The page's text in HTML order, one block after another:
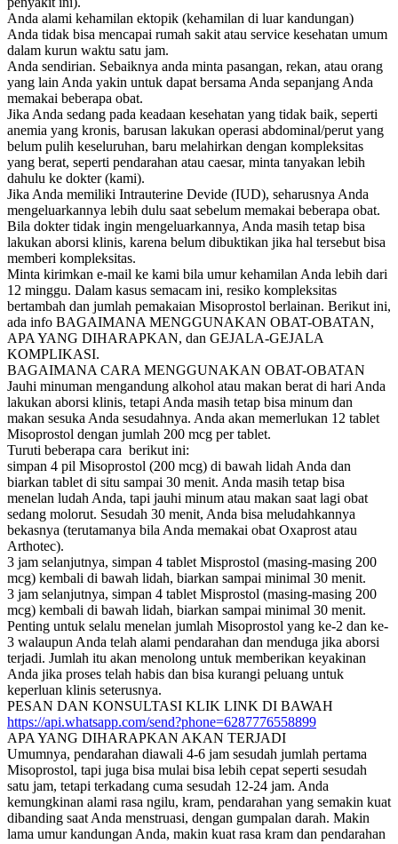
Anda alami kehamilan ektopik (kehamilan di luar kandungan)
Anda tidak bisa mencapai rumah sakit atau service kesehatan umum
dalam kurun waktu satu jam.
Anda sendirian. Sebaiknya anda minta pasangan, rekan, atau orang
yang lain Anda yakin untuk dapat bersama Anda sepanjang Anda
memakai beberapa obat.
Jika Anda sedang pada keadaan kesehatan yang tidak baik, seperti
anemia yang kronis, barusan lakukan operasi abdominal/perut yang
belum pulih keseluruhan, baru melahirkan dengan kompleksitas
yang berat, seperti pendarahan atau caesar, minta tanyakan lebih
dahulu ke dokter (kami).
Jika Anda memiliki Intrauterine Devide (IUD), seharusnya Anda
mengeluarkannya lebih dulu saat sebelum memakai beberapa obat.
Bila dokter tidak ingin mengeluarkannya, Anda masih tetap bisa
lakukan aborsi klinis, karena belum dibuktikan jika hal tersebut bisa
memberi kompleksitas.
Minta kirimkan e-mail ke kami bila umur kehamilan Anda lebih dari
12 minggu. Dalam kasus semacam ini, resiko kompleksitas
bertambah dan jumlah pemakaian Misoprostol berlainan. Berikut ini,
ada info BAGAIMANA MENGGUNAKAN OBAT-OBATAN,
APA YANG DIHARAPKAN, dan GEJALA-GEJALA
KOMPLIKASI.
BAGAIMANA CARA MENGGUNAKAN OBAT-OBATAN
Jauhi minuman mengandung alkohol atau makan berat di hari Anda
lakukan aborsi klinis, tetapi Anda masih tetap bisa minum dan
makan sesuka Anda sesudahnya. Anda akan memerlukan 12 tablet
Misoprostol dengan jumlah 200 mcg per tablet.
Turuti beberapa cara berikut ini:
simpan 4 pil Misoprostol (200 mcg) di bawah lidah Anda dan
biarkan tablet di situ sampai 30 menit. Anda masih tetap bisa
menelan ludah Anda, tapi jauhi minum atau makan saat lagi obat
sedang molorut. Sesudah 30 menit, Anda bisa meludahkannya
bekasnya (terutamanya bila Anda memakai obat Oxaprost atau
Arthotec).
3 jam selanjutnya, simpan 4 tablet Misprostol (masing-masing 200
mcg) kembali di bawah lidah, biarkan sampai minimal 30 menit.
3 jam selanjutnya, simpan 4 tablet Misprostol (masing-masing 200
mcg) kembali di bawah lidah, biarkan sampai minimal 30 menit.
Penting untuk selalu menelan jumlah Misoprostol yang ke-2 dan ke-
3 walaupun Anda telah alami pendarahan dan menduga jika aborsi
terjadi. Jumlah itu akan menolong untuk memberikan keyakinan
Anda jika proses telah habis dan bisa kurangi peluang untuk
keperluan klinis seterusnya.
PESAN DAN KONSULTASI KLIK LINK DI BAWAH
https://api.whatsapp.com/send?phone=6287776558899
APA YANG DIHARAPKAN AKAN TERJADI
Umumnya, pendarahan diawali 4-6 jam sesudah jumlah pertama
Misoprostol, tapi juga bisa mulai bisa lebih cepat seperti sesudah
satu jam, tetapi terkadang cuma sesudah 12-24 jam. Anda
kemungkinan alami rasa ngilu, kram, pendarahan yang semakin kuat
dibanding saat Anda menstruasi, dengan gumpalan darah. Makin
lama umur kandungan Anda, makin kuat rasa kram dan pendarahan